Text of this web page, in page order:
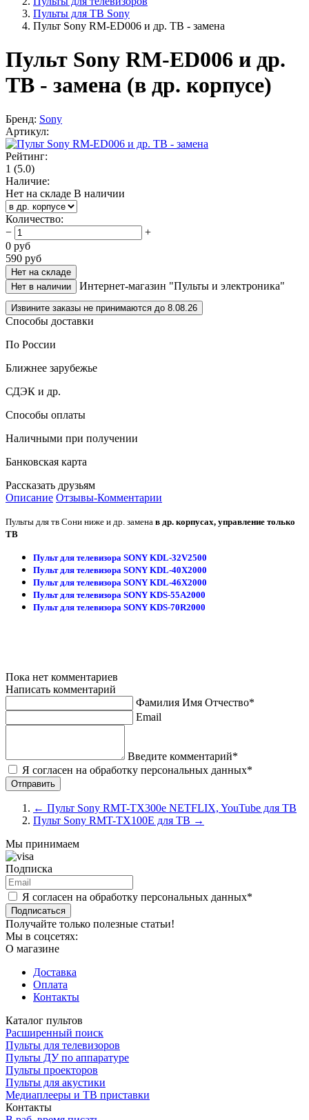
Пульты для ТВ Sony
Пульт Sony RM-ED006 и др. ТВ - замена
Пульт Sony RM-ED006 и др.
ТВ - замена (в др. корпусе)
Бренд: Sony
Артикул:
Рейтинг:
1 (5.0)
Наличие:
Нет на складе В наличии
Количество:
−
+
0 руб
590 руб
Нет на складе
Нет в наличии
Интернет-магазин "Пульты и электроника"
Извините заказы не принимаются до 8.08.26
Способы доставки
По России
Ближнее зарубежье
СДЭК и др.
Способы оплаты
Наличными при получении
Банковская карта
Рассказать друзьям
Описание Отзывы-Комментарии
Пульты для тв Сони ниже и др. замена в др. корпусах, управление только
ТВ
Пульт для телевизора SONY KDL-32V2500
Пульт для телевизора SONY KDL-40X2000
Пульт для телевизора SONY KDL-46X2000
Пульт для телевизора SONY KDS-55A2000
Пульт для телевизора SONY KDS-70R2000
Пока нет комментариев
Написать комментарий
Фамилия Имя Отчество*
Email
Введите комментарий*
Я согласен на обработку персональных данных*
← Пульт Sony RMT-TX300e NETFLIX, YouTube для ТВ
Пульт Sony RMT-TX100E для ТВ →
Мы принимаем
Подписка
Я согласен на обработку персональных данных*
Подписаться
Получайте только полезные статьи!
Мы в соцсетях:
О магазине
Доставка
Оплата
Контакты
Каталог пультов
Расширенный поиск
Пульты для телевизоров
Пульты ДУ по аппаратуре
Пульты проекторов
Пульты для акустики
Медиаплееры и ТВ приставки
Контакты